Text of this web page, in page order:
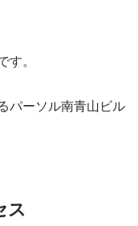
。
パーソル南青山ビル
ス